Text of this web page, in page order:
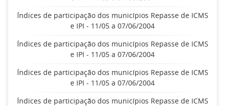
Índices de participação dos municípios Repasse de ICMS
e IPI - 11/05 a 07/06/2004
Índices de participação dos municípios Repasse de ICMS
e IPI - 11/05 a 07/06/2004
Índices de participação dos municípios Repasse de ICMS
e IPI - 11/05 a 07/06/2004
Índices de participação dos municípios Repasse de ICMS